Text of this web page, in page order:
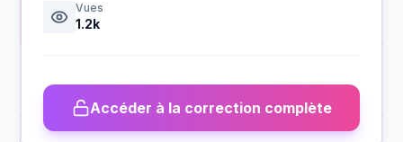
Vues
1.2k
Accéder à la correction complète